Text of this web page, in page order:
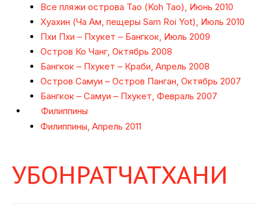
Все пляжи острова Тао (Koh Tao), Июнь 2010
Хуахин (Ча Ам, пещеры Sam Roi Yot), Июль 2010
Пхи Пхи – Пхукет – Бангкок, Июль 2009
Остров Ко Чанг, Октябрь 2008
Бангкок – Пхукет – Краби, Апрель 2008
Остров Самуи – Остров Панган, Октябрь 2007
Бангкок – Самуи – Пхукет, Февраль 2007
Филиппины
Филиппины, Апрель 2011
УБОНРАТЧАТХАНИ